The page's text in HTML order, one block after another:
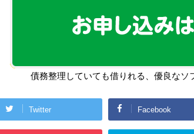
債務整理していても借りれる、優良なソ
Twitter Facebook